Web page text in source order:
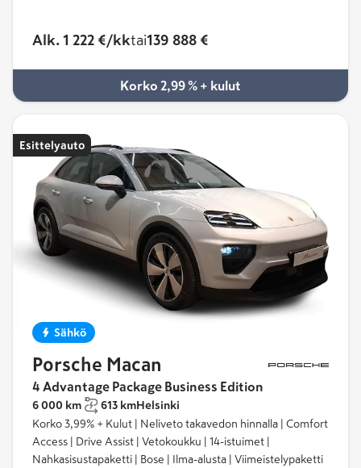
Alk. 1 222 €/kktai139 888 €
Korko 2,99 % + kulut
Esittelyauto
Sähkö
Porsche Macan
4 Advantage Package Business Edition
6 000 km 613 km Helsinki
Korko 3,99% + Kulut | Neliveto takavedon hinnalla | Comfort
Access | Drive Assist | Vetokoukku | 14-istuimet |
Nahkasisustapaketti | Bose | Ilma-alusta | Viimeistelypaketti